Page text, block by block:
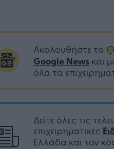
Ακολουθήστε το
Google News και
όλα τα
Δείτε όλες τις
επιχειρηματικές
Ελλάδα και τον